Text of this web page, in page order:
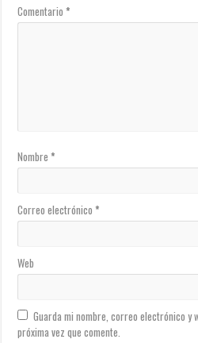
Comentario*
Nombre*
Correo electrónico*
Web
Guarda mi nombre, correo electrónico y
próxima vez que comente.